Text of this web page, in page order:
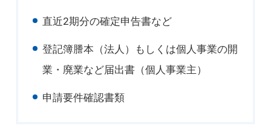
直近2期分の確定申告書など
登記簿謄本（法人）もしくは個人事業の開
業・廃業など届出書（個人事業主）
申請要件確認書類